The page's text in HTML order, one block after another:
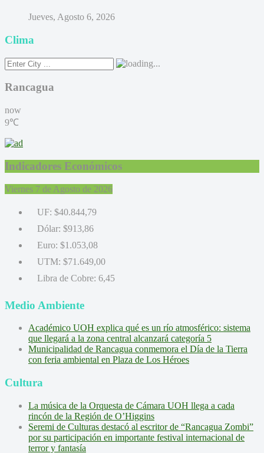
Jueves, Agosto 6, 2026
Clima
Rancagua
now
9℃
Indicadores Económicos
Viernes 7 de Agosto de 2026
UF: $40.844,79
Dólar: $913,86
Euro: $1.053,08
UTM: $71.649,00
Libra de Cobre: 6,45
Medio Ambiente
Académico UOH explica qué es un río atmosférico: sistema
que llegará a la zona central alcanzará categoría 5
Municipalidad de Rancagua conmemora el Día de la Tierra
con feria ambiental en Plaza de Los Héroes
Cultura
La música de la Orquesta de Cámara UOH llega a cada
rincón de la Región de O’Higgins
Seremi de Culturas destacó al escritor de “Rancagua Zombi”
por su participación en importante festival internacional de
terror y fantasía